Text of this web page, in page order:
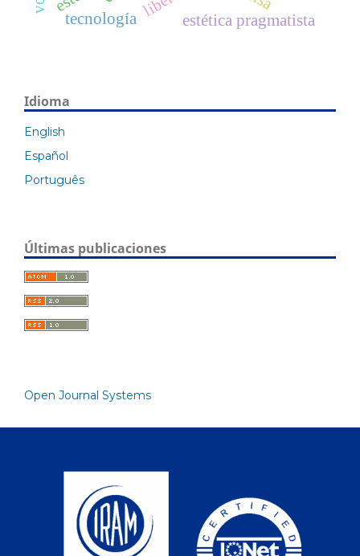
estética pragmatista
tecnología
Idioma
English
Español
Português
Últimas publicaciones
Open Journal Systems